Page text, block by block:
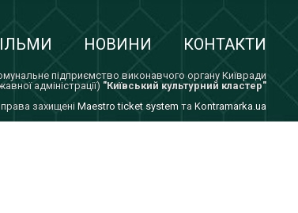
НОВИНИ КОНТАКТИ
підприємство виконавчого органу Київради
адміністрації) "Київський культурний кластер"
захищенiMaestro ticket system та Kontramarka.ua